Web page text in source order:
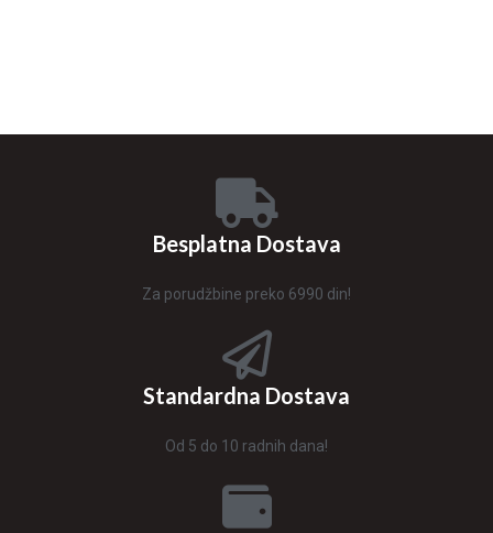
Besplatna Dostava
Za porudžbine preko 6990 din!
Standardna Dostava
Od 5 do 10 radnih dana!